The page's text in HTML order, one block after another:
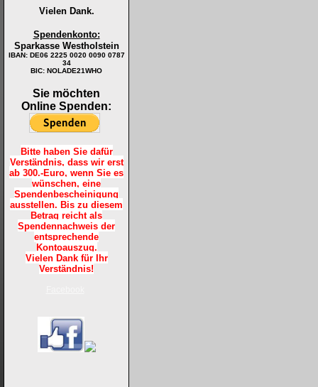
Vielen Dank.
Spendenkonto:
Sparkasse Westholstein
IBAN: DE06 2225 0020 0090 0787
34
BIC: NOLADE21WHO
Sie möchten
Online Spenden:
Bitte haben Sie dafür
Verständnis, dass wir erst
ab 300.-Euro, wenn Sie es
wünschen, eine
Spendenbescheinigung
ausstellen. Bis zu diesem
Betrag reicht als
Spendennachweis der
entsprechende
Kontoauszug.
Vielen Dank für Ihr
Verständnis!